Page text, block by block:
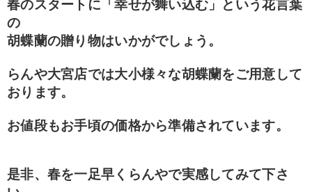
春のスタートに「幸せが舞い込む」という花言葉
の
胡蝶蘭の贈り物はいかがでしょう。
らんや大宮店では大小様々な胡蝶蘭をご用意 して
おります。
お値段もお手頃の価格から準備されています。
是非、春を一足早くらんやで実感してみて下さ